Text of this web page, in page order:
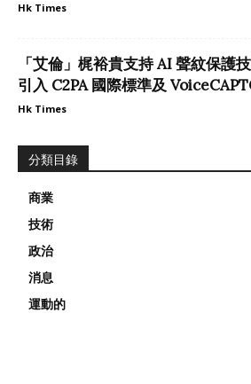
Hk Times
「艾倫」梶裕貴支持 AI 聲紋保護
引入 C2PA 國際標準及
Hk Times
分類目錄
商業
技術
政治
消息
運動的